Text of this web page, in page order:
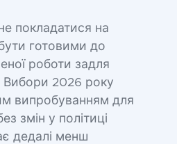
покладатися на
готовими до
роботи задля
Вибори 2026 року
випробуванням для
змін у політиці
дедалі менш